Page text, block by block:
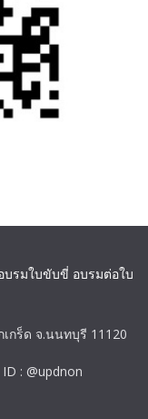
รมใบขับขี่ อบรมต่อใบ
กร็ด จ.นนทบุรี 11120
: @updnon